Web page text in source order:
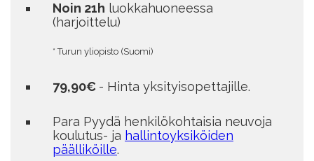
Noin 21h luokkahuoneessa
(harjoittelu)
* Turun yliopisto (Suomi)
79,90€ - Hinta yksityisopettajille.
Para Pyydä henkilökohtaisia neuvoja
koulutus- ja hallintoyksiköiden
päälliköille.